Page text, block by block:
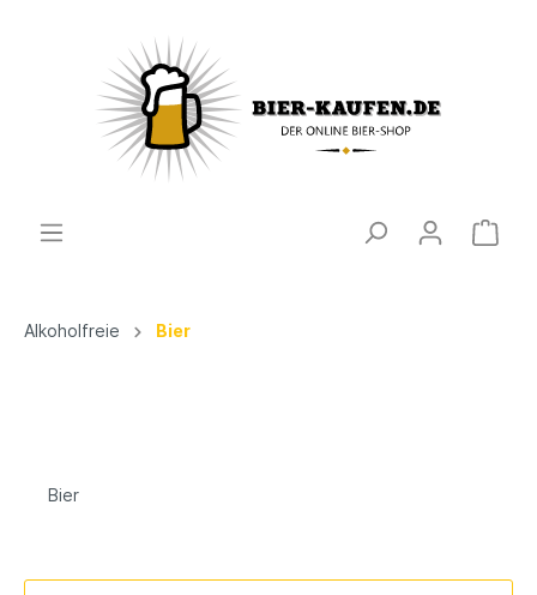
Alkoholfreie Bier
Bier